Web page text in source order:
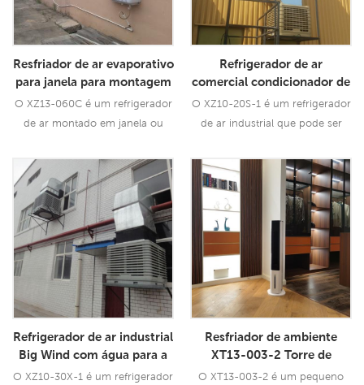
Resfriador de ar evaporativo
para janela para montagem
em parede ou janela (XZ13-
060C)
O XZ13-060C é um refrigerador
de ar montado em janela ou
6000CMH, 3 velocidades com
controle remoto.
Consulte Mais
Informação
Refrigerador de ar
comercial condicionador de
refrigerador de ar
evaporativo com economia
O XZ10-20S-1 é um refrigerador
de ar industrial que pode ser
aplicações internas / externas.
Ele usa um motor de ventoinha
de 1.5KW, traz para você um
vento poderoso de 20000 CMH,
12 velocidades. Usando
almofada de resfriamento 5090,
desempenho de resfriamento
líder industrial.
Consulte Mais
Informação
Refrigerador de ar industrial
Big Wind com água para a
fábrica
O XZ10-30X-1 é um refrigerador
Resfriador de ambiente
XT13-003-2 Torre de
resfriador de água
O XT13-003-2 é um pequeno